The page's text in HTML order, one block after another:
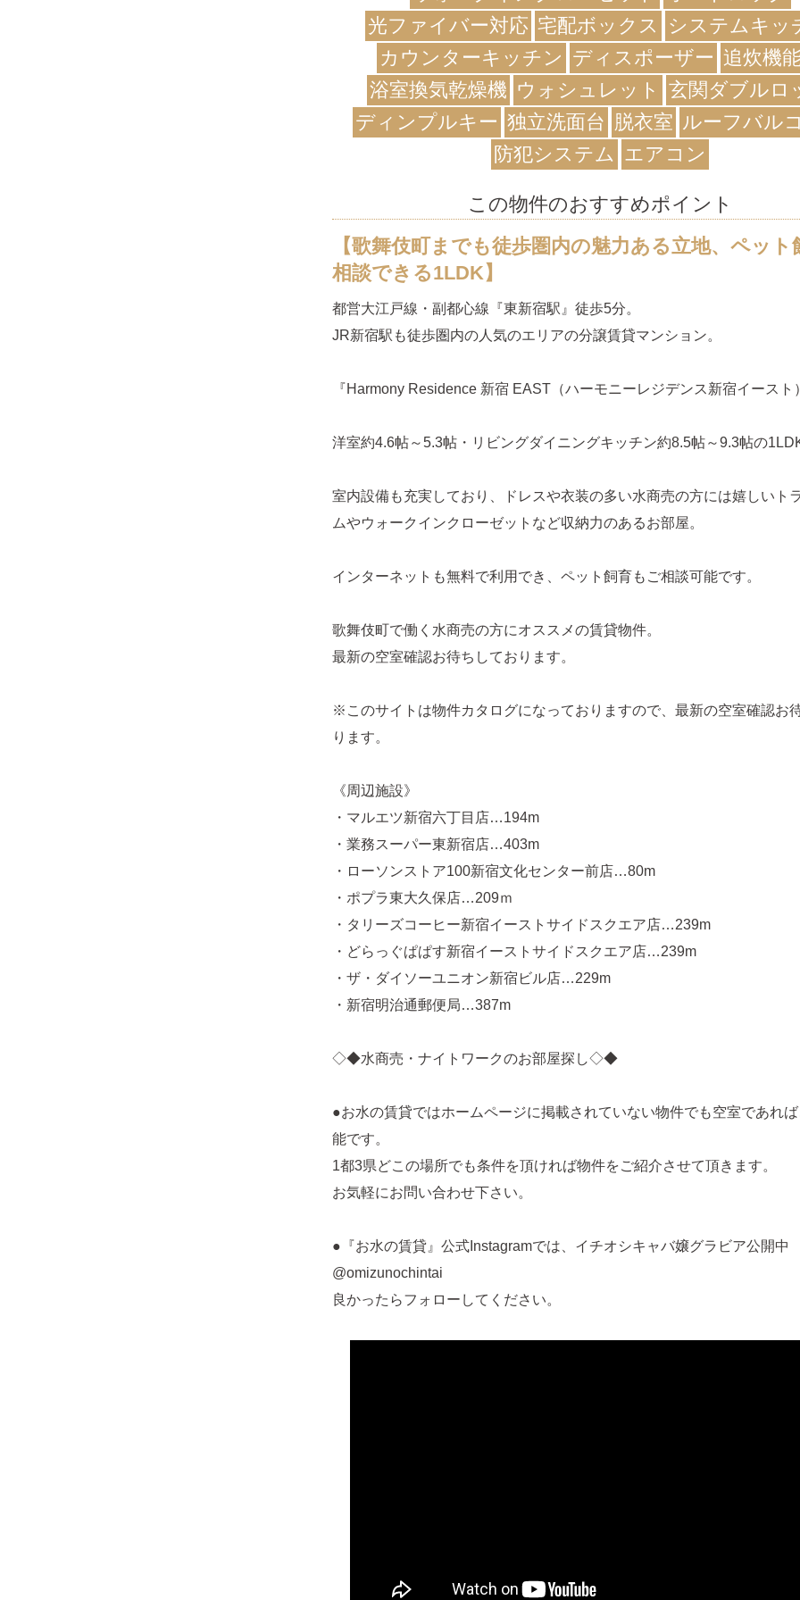
光ファイバー対応 宅配ボックス
システムキッ
カウンターキッチン ディスポーザー 追炊機
浴室換気乾燥機 ウォシュレット
玄関ダブルロ
ディンプルキー 独立洗面台 脱衣室 ルーフバル
防犯システム エアコン
この物件のおすすめポイント
【歌舞伎町までも徒歩圏内の魅力ある立地、ペット
相談できる1LDK】
都営大江戸線・副都心線『東新宿駅』徒歩5分。
JR新宿駅も徒歩圏内の人気のエリアの分譲賃貸マンション。
『Harmony Residence 新宿 EAST（ハーモニーレジデンス新宿イースト
洋室約4.6帖～5.3帖・リビングダイニングキッチン約8.5帖～9.3帖の
室内設備も充実しており、ドレスや衣装の多い水商売の方には嬉しいト
ムやウォークインクローゼットなど収納力のあるお部屋。
インターネットも無料で利用でき、ペット飼育もご相談可能です。
歌舞伎町で働く水商売の方にオススメの賃貸物件。
最新の空室確認お待ちしております。
※このサイトは物件カタログになっておりますので、最新の空室確認お
ります。
《周辺施設》
・マルエツ新宿六丁目店…194m
・業務スーパー東新宿店…403m
・ローソンストア100新宿文化センター前店…80m
・ポプラ東大久保店…209ｍ
・タリーズコーヒー新宿イーストサイドスクエア店…239m
・どらっぐぱぱす新宿イーストサイドスクエア店…239m
・ザ・ダイソーユニオン新宿ビル店…229m
・新宿明治通郵便局…387m
◇◆水商売・ナイトワークのお部屋探し◇◆
●お水の賃貸ではホームページに掲載されていない物件でも空室であれ
能です。
1都3県どこの場所でも条件を頂ければ物件をご紹介させて頂きます。
お気軽にお問い合わせ下さい。
●『お水の賃貸』公式Instagramでは、イチオシキャバ嬢グラビア公開中
@omizunochintai
良かったらフォローしてください。